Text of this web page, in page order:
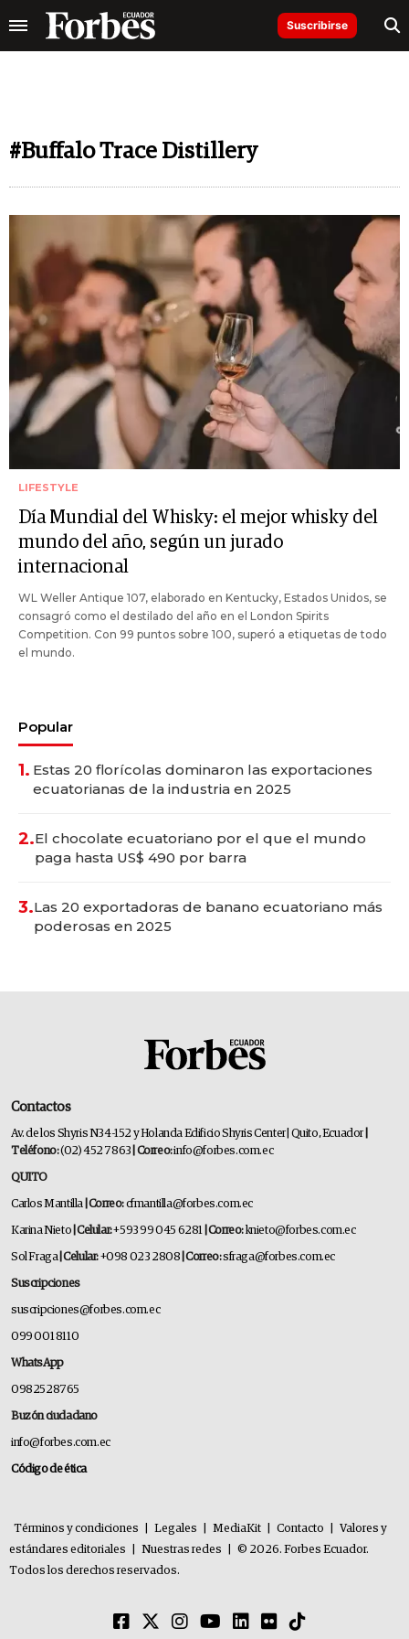
Suscribirse
#Buffalo Trace Distillery
LIFESTYLE
Día Mundial del Whisky: el mejor whisky del
mundo del año, según un jurado
internacional
WL Weller Antique 107, elaborado en Kentucky, Estados Unidos, se
consagró como el destilado del año en el London Spirits
Competition. Con 99 puntos sobre 100, superó a etiquetas de todo
el mundo.
Popular
1. Estas 20 florícolas dominaron las exportaciones
ecuatorianas de la industria en 2025
2.El chocolate ecuatoriano por el que el mundo
paga hasta US$ 490 por barra
3.Las 20 exportadoras de banano ecuatoriano más
poderosas en 2025
Contactos
Av. de los Shyris N34-152 y Holanda Edificio Shyris Center | Quito, Ecuador
Teléfono:(02) 452 7863 | Correo:info@forbes.com.ec
QUITO
Carlos Mantilla | Correo:cfmantilla@forbes.com.ec
Karina Nieto | Celular:+593 99 045 6281 | Correo: knieto@forbes.com.ec
Sol Fraga | Celular:+098 023 2808 | Correo:sfraga@forbes.com.ec
Suscripciones
suscripciones@forbes.com.ec
099 001 8110
WhatsApp
0982528765
Buzón ciudadano
info@forbes.com.ec
Código de ética
Términos y condiciones Legales MediaKit Contacto
Valores y
estándares editoriales
Nuestras redes
© 2026. Forbes Ecuador.
Todos los derechos reservados.